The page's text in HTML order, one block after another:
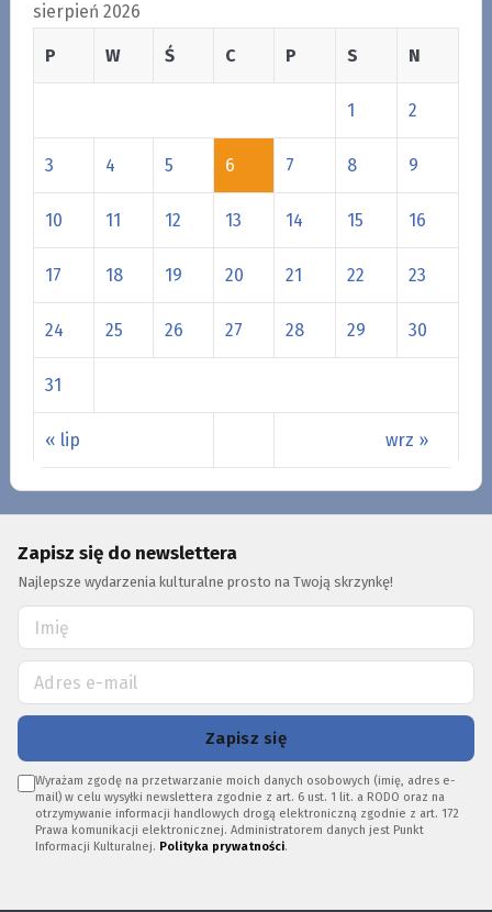
sierpień 2026
P W Ś C P S N
« lip wrz »
1 2
3 4 5 6 7 8 9
10 11 12 13 14 15 16
17 18 19 20 21 22 23
24 25 26 27 28 29 30
31
Zapisz się do newslettera
Najlepsze wydarzenia kulturalne prosto na Twoją skrzynkę!
Zapisz się
Wyrażam zgodę na przetwarzanie moich danych osobowych (imię, adres e-
mail) w celu wysyłki newslettera zgodnie z art. 6 ust. 1 lit. a RODO oraz na
otrzymywanie informacji handlowych drogą elektroniczną zgodnie z art. 172
Prawa komunikacji elektronicznej. Administratorem danych jest Punkt
Informacji Kulturalnej. Polityka prywatności.